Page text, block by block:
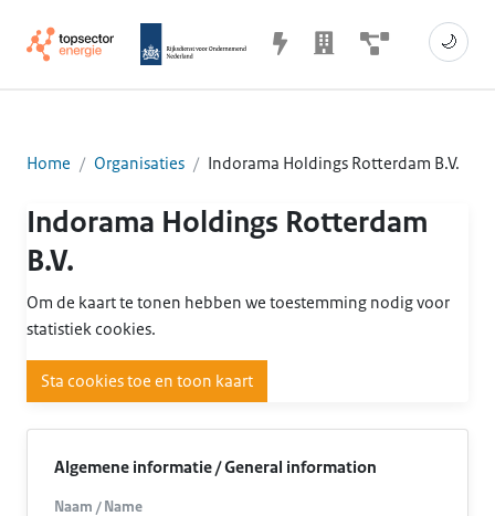
🌙
Home Organisaties Indorama Holdings Rotterdam B.V.
Indorama Holdings Rotterdam
B.V.
Om de kaart te tonen hebben we toestemming nodig voor
statistiek cookies.
Sta cookies toe en toon kaart
Algemene informatie / General information
Naam / Name